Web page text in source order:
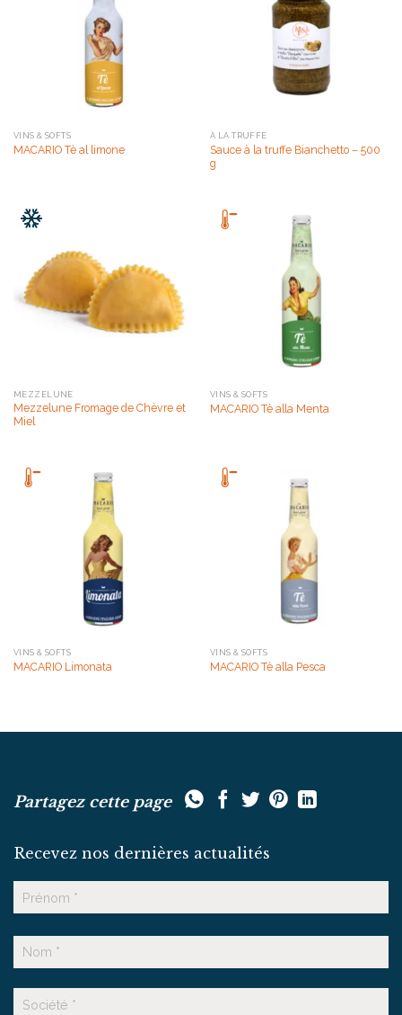
VINS & SOFTS
MACARIO Tè al limone
À LA TRUFFE
Sauce à la truffe Bianchetto – 500
g
MEZZELUNE
Mezzelune Fromage de Chèvre et
Miel
VINS & SOFTS
MACARIO Tè alla Menta
VINS & SOFTS
MACARIO Limonata
VINS & SOFTS
MACARIO Tè alla Pesca
Partagez cette page
Recevez nos dernières actualités
Prénom
Nom